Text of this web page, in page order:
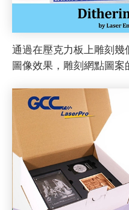
通過在壓克力板上雕刻
圖像效果，雕刻網點圖案